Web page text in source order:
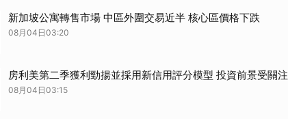
新加坡公寓轉售市場 中區外圍交易近半 核心區價格下跌
08月04日03:20
房利美第二季獲利勁揚並採用新信用評分模型 投資前景受關注
08月04日03:15